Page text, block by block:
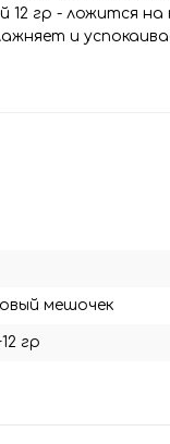
12 гр - ложится
и
мешочек
гр